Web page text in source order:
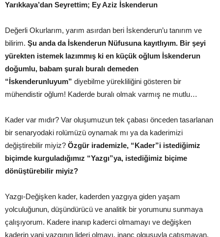
Yarıkkaya’dan Seyrettim; Ey Aziz İskenderun
Değerli Okurlarım, yarım asırdan beri İskenderun’u tanırım ve
bilirim. Şu anda da İskenderun Nüfusuna kayıtlıyım. Bir şeyi
yürekten istemek lazımmış ki en küçük oğlum İskenderun
doğumlu, babam şuralı buralı demeden
“İskenderunluyum” diyebilme yürekliliğini gösteren bir
mühendistir oğlum! Kaderde buralı olmak varmış ne mutlu…
Kader var mıdır? Var oluşumuzun tek çabası önceden tasarlanan
bir senaryodaki rolümüzü oynamak mı ya da kaderimizi
değiştirebilir miyiz? Özgür irademizle, “Kader”i istediğimiz
biçimde kurguladığımız “Yazgı”ya, istediğimiz biçime
dönüştürebilir miyiz?
Yazgı-Değişken kader, kaderden yazgıya giden yaşam
yolculuğunun, düşündürücü ve analitik bir yorumunu sunmaya
çalışıyorum. Kadere inanıp kaderci olmamayı ve değişken
kaderin yani yazgının lideri olmayı, inanç olgusuyla çatışmayan,